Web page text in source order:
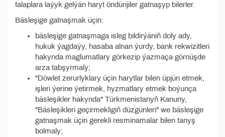
talaplara laýyk gelýän haryt öndürijiler gatnaşyp bilerler.
Bäsleşige gatnaşmak üçin:
bäsleşige gatnaşmaga isleg bildirýäniň doly ady,
hukuk ýagdaýy, hasaba alnan ýurdy, bank rekwizitleri
hakynda maglumatlary görkezip ýazmaça görnüşde
arza tabşyrmaly;
"Döwlet zerurlyklary üçin harytlar bilen üpjün etmek,
işleri ýerine ýetirmek, hyzmatlary etmek boýunça
bäsleşikler hakynda" Türkmenistanyň Kanuny,
"Bäsleşikleri geçirmekligiň düzgünleri" we bäsleşige
gatnaşmak üçin gerekli resminamalar bilen tanyş
bolmaly;